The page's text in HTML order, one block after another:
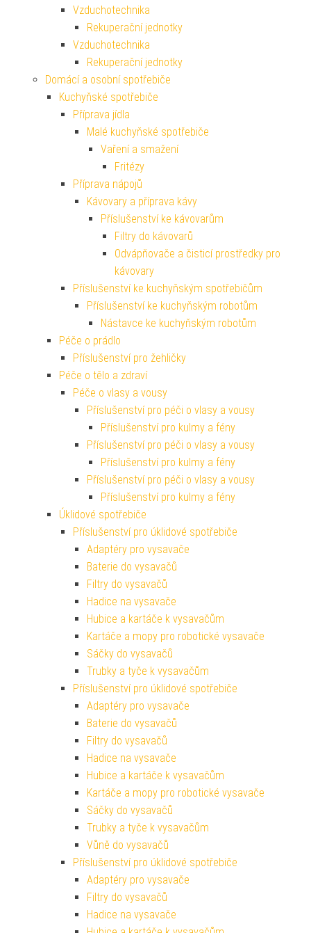
Vzduchotechnika
Rekuperační jednotky
Vzduchotechnika
Rekuperační jednotky
Domácí a osobní spotřebiče
Kuchyňské spotřebiče
Příprava jídla
Malé kuchyňské spotřebiče
Vaření a smažení
Fritézy
Příprava nápojů
Kávovary a příprava kávy
Příslušenství ke kávovarům
Filtry do kávovarů
Odvápňovače a čisticí prostředky pro
kávovary
Příslušenství ke kuchyňským spotřebičům
Příslušenství ke kuchyňským robotům
Nástavce ke kuchyňským robotům
Péče o prádlo
Příslušenství pro žehličky
Péče o tělo a zdraví
Péče o vlasy a vousy
Příslušenství pro péči o vlasy a vousy
Příslušenství pro kulmy a fény
Příslušenství pro péči o vlasy a vousy
Příslušenství pro kulmy a fény
Příslušenství pro péči o vlasy a vousy
Příslušenství pro kulmy a fény
Úklidové spotřebiče
Příslušenství pro úklidové spotřebiče
Adaptéry pro vysavače
Baterie do vysavačů
Filtry do vysavačů
Hadice na vysavače
Hubice a kartáče k vysavačům
Kartáče a mopy pro robotické vysavače
Sáčky do vysavačů
Trubky a tyče k vysavačům
Příslušenství pro úklidové spotřebiče
Adaptéry pro vysavače
Baterie do vysavačů
Filtry do vysavačů
Hadice na vysavače
Hubice a kartáče k vysavačům
Kartáče a mopy pro robotické vysavače
Sáčky do vysavačů
Trubky a tyče k vysavačům
Vůně do vysavačů
Příslušenství pro úklidové spotřebiče
Adaptéry pro vysavače
Filtry do vysavačů
Hadice na vysavače